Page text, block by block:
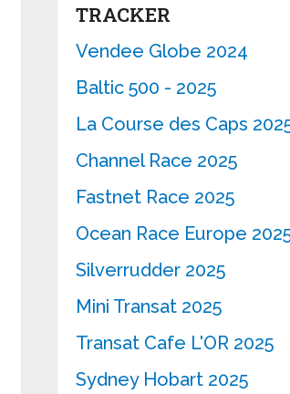
TRACKER
Vendee Globe 2024
Baltic 500 - 2025
La Course des Caps
Channel Race 2025
Fastnet Race 2025
Ocean Race Europe
Silverrudder 2025
Mini Transat 2025
Transat Cafe L'OR 2025
Sydney Hobart 2025